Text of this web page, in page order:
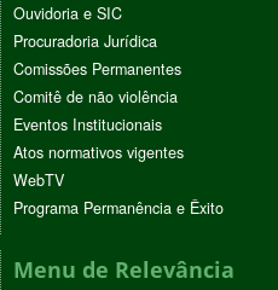
Ouvidoria e SIC
Procuradoria Jurídica
Comissões Permanentes
Comitê de não violência
Eventos Institucionais
Atos normativos vigentes
WebTV
Programa Permanência e Êxito
Menu de Relevância